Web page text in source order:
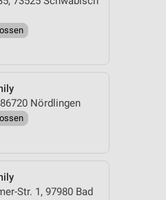
Nördlingen
Str. 1, 97980 Bad